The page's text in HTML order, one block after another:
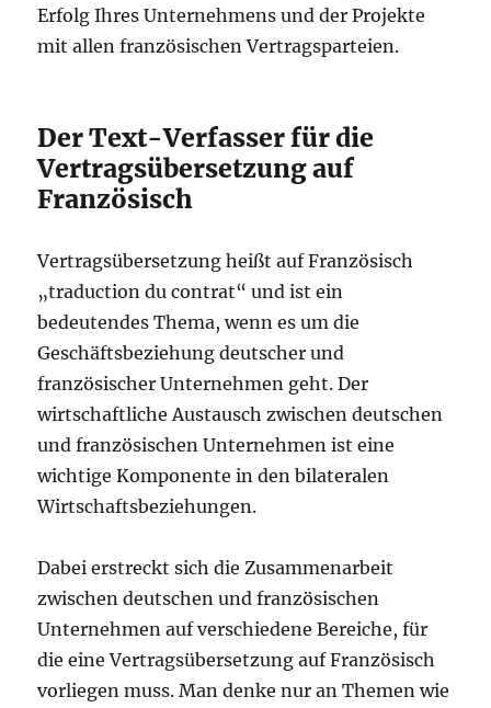
Erfolg Ihres Unternehmens und der Projekte
mit allen französischen Vertragsparteien.
Der Text-Verfasser für die
Vertragsübersetzung auf
Französisch
Vertragsübersetzung heißt auf Französisch
„traduction du contrat“ und ist ein
bedeutendes Thema, wenn es um die
Geschäftsbeziehung deutscher und
französischer Unternehmen geht. Der
wirtschaftliche Austausch zwischen deutschen
und französischen Unternehmen ist eine
wichtige Komponente in den bilateralen
Wirtschaftsbeziehungen.
Dabei erstreckt sich die Zusammenarbeit
zwischen deutschen und französischen
Unternehmen auf verschiedene Bereiche, für
die eine Vertragsübersetzung auf Französisch
vorliegen muss. Man denke nur an Themen wie